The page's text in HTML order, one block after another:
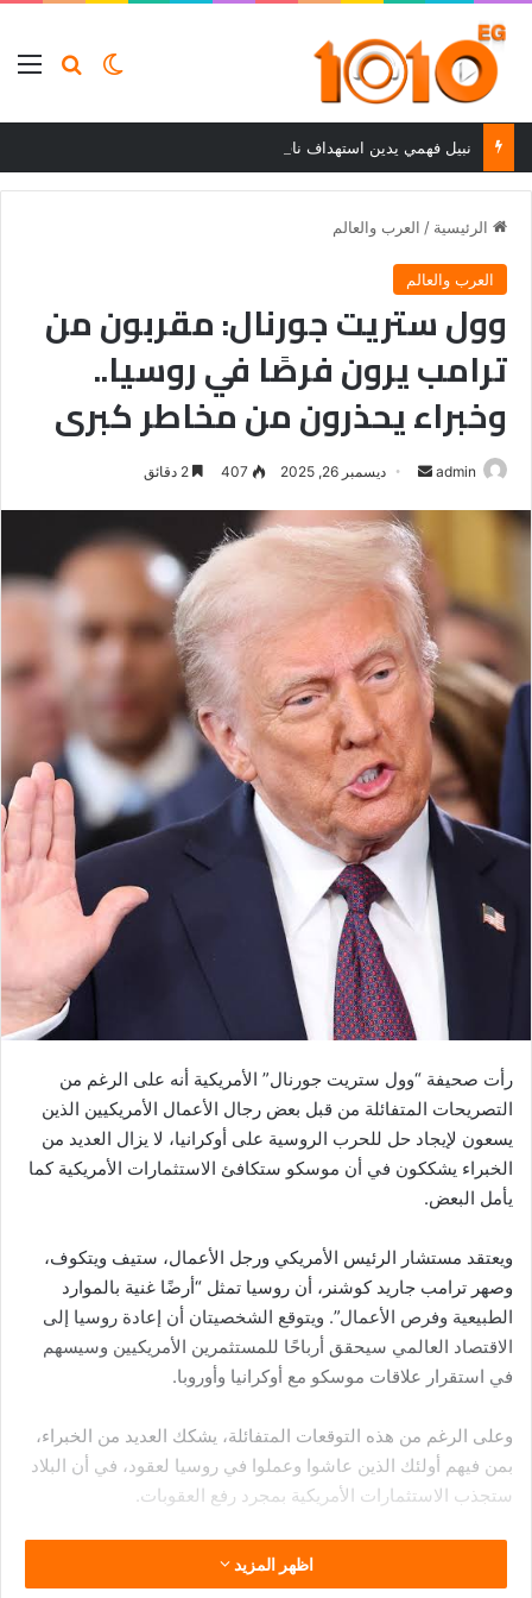
بحثالوضع
الرئيسية / العرب والعالم
العرب والعالم
وول ستريت جورنال: مقربون من
ترامب يرون فرصًا في روسيا..
وخبراء يحذرون من مخاطر كبرى
admin
أرسل
إلكترونيا
ديسمبر 26, 2025 407
رأت صحيفة “وول ستريت جورنال” الأمريكية أنه على الرغم من
التصريحات المتفائلة من قبل بعض رجال الأعمال الأمريكيين الذين
يسعون لإيجاد حل للحرب الروسية على أوكرانيا، لا يزال العديد من
الخبراء يشككون في أن موسكو ستكافئ الاستثمارات الأمريكية كما
يأمل البعض.
ويعتقد مستشار الرئيس الأمريكي ورجل الأعمال، ستيف ويتكوف،
وصهر ترامب جاريد كوشنر، أن روسيا تمثل “أرضًا غنية بالموارد
الطبيعية وفرص الأعمال”. ويتوقع الشخصيتان أن إعادة روسيا إلى
الاقتصاد العالمي سيحقق أرباحًا للمستثمرين الأمريكيين وسيسهم
في استقرار علاقات موسكو مع أوكرانيا وأوروبا.
وعلى الرغم من هذه التوقعات المتفائلة، يشكك العديد من الخبراء،
بمن فيهم أولئك الذين عاشوا وعملوا في روسيا لعقود، في أن البلاد
ستجذب الاستثمارات الأمريكية بمجرد رفع العقوبات.
بحجم اقتصاد إيطاليا، يعاني من عدة مشاكل هيكلية. حيث يشير
اظهر المزيد